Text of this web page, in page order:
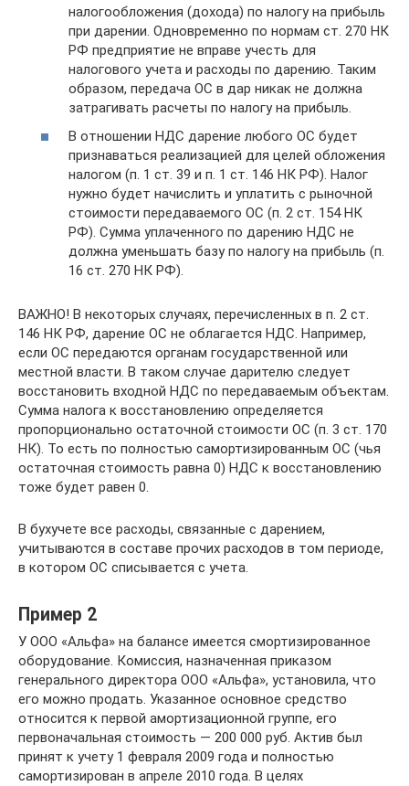
налогообложения (дохода) по налогу на прибыль
при дарении. Одновременно по нормам ст. 270 НК
РФ предприятие не вправе учесть для
налогового учета и расходы по дарению. Таким
образом, передача ОС в дар никак не должна
затрагивать расчеты по налогу на прибыль.
В отношении НДС дарение любого ОС будет
признаваться реализацией для целей обложения
налогом (п. 1 ст. 39 и п. 1 ст. 146 НК РФ). Налог
нужно будет начислить и уплатить с рыночной
стоимости передаваемого ОС (п. 2 ст. 154 НК
РФ). Сумма уплаченного по дарению НДС не
должна уменьшать базу по налогу на прибыль (п.
16 ст. 270 НК РФ).
ВАЖНО! В некоторых случаях, перечисленных в п. 2 ст.
146 НК РФ, дарение ОС не облагается НДС. Например,
если ОС передаются органам государственной или
местной власти. В таком случае дарителю следует
восстановить входной НДС по передаваемым объектам.
Сумма налога к восстановлению определяется
пропорционально остаточной стоимости ОС (п. 3 ст. 170
НК). То есть по полностью самортизированным ОС (чья
остаточная стоимость равна 0) НДС к восстановлению
тоже будет равен 0.
В бухучете все расходы, связанные с дарением,
учитываются в составе прочих расходов в том периоде,
в котором ОС списывается с учета.
Пример 2
У ООО «Альфа» на балансе имеется смортизированное
оборудование. Комиссия, назначенная приказом
генерального директора ООО «Альфа», установила, что
его можно продать. Указанное основное средство
относится к первой амортизационной группе, его
первоначальная стоимость — 200 000 руб. Актив был
принят к учету 1 февраля 2009 года и полностью
самортизирован в апреле 2010 года. В целях